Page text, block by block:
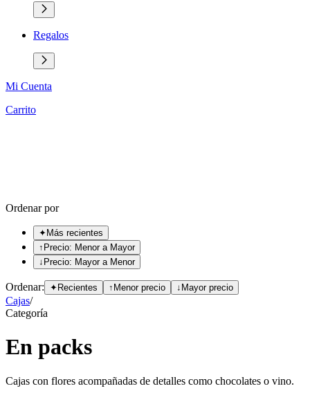
Regalos
Mi Cuenta
Carrito
Ordenar por
✦ Más recientes
↑ Precio: Menor a Mayor
↓ Precio: Mayor a Menor
Ordenar: ✦ Recientes ↑ Menor precio ↓ Mayor precio
Cajas/
Categoría
En packs
Cajas con flores acompañadas de detalles como chocolates o vino.